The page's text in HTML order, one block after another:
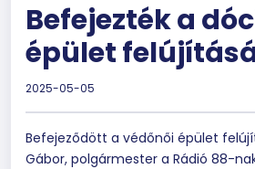
Befejezték a
épület
2025-05-05
Befejeződött a védőnői épület
Gábor, polgármester a Rádió 88-